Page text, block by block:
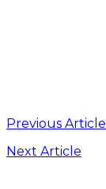
Previous Article
Next Article